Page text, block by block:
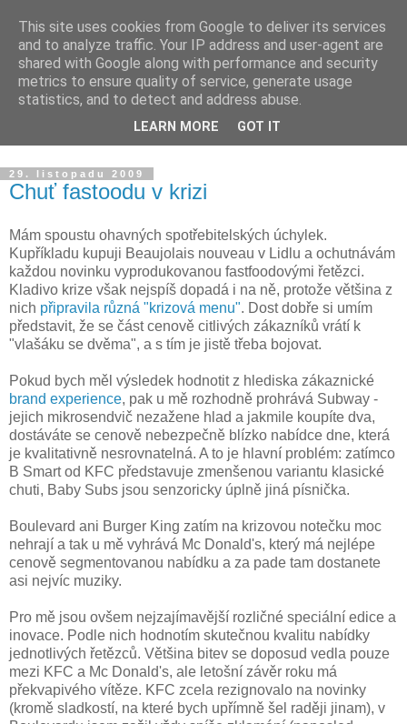
Blog v dekonstrukci
O reklamě, médiích, brandingu, značkách a životě s nimi. A
když se povede nějaká ta drobná dekonstrukce, je to důvod
k oslavě sklenkou pozdního sběru.
29. listopadu 2009
Chuť fastoodu v krizi
Mám spoustu ohavných spotřebitelských úchylek.
Kupříkladu kupuji Beaujolais nouveau v Lidlu a ochutnávám
každou novinku vyprodukovanou fastfoodovými řetězci.
Kladivo krize však nejspíš dopadá i na ně, protože většina z
nich připravila různá "krizová menu". Dost dobře si umím
představit, že se část cenově citlivých zákazníků vrátí k
"vlašáku se dvěma", a s tím je jistě třeba bojovat.
Pokud bych měl výsledek hodnotit z hlediska zákaznické
brand experience, pak u mě rozhodně prohrává Subway -
jejich mikrosendvič nezažene hlad a jakmile koupíte dva,
dostáváte se cenově nebezpečně blízko nabídce dne, která
je kvalitativně nesrovnatelná. A to je hlavní problém: zatímco
B Smart od KFC představuje zmenšenou variantu klasické
chuti, Baby Subs jsou senzoricky úplně jiná písnička.
Boulevard ani Burger King zatím na krizovou notečku moc
nehrají a tak u mě vyhrává Mc Donald's, který má nejlépe
cenově segmentovanou nabídku a za pade tam dostanete
asi nejvíc muziky.
Pro mě jsou ovšem nejzajímavější rozličné speciální edice a
inovace. Podle nich hodnotím skutečnou kvalitu nabídky
jednotlivých řetězců. Většina bitev se doposud vedla pouze
mezi KFC a Mc Donald's, ale letošní závěr roku má
překvapivého vítěze. KFC zcela rezignovalo na novinky
(kromě sladkostí, na které bych upřímně šel raději jinam), v
This site uses cookies from Google to deliver its services
and to analyze traffic. Your IP address and user-agent are
shared with Google along with performance and security
metrics to ensure quality of service, generate usage
statistics, and to detect and address abuse.
LEARN MORE GOT IT